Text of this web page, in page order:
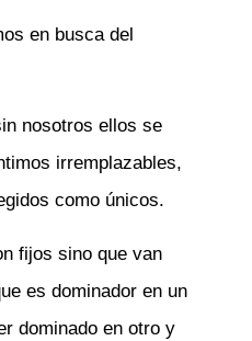
en busca del
nosotros ellos se
irremplazables,
como únicos.
fijos sino que van
es dominador en un
dominado en otro y